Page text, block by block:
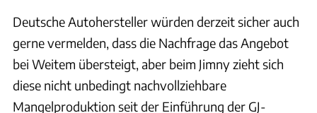
Deutsche Autohersteller würden derzeit sicher auch
gerne vermelden, dass die Nachfrage das Angebot
bei Weitem übersteigt, aber beim Jimny zieht sich
diese nicht unbedingt nachvollziehbare
Mangelproduktion seit der Einführung der GJ-